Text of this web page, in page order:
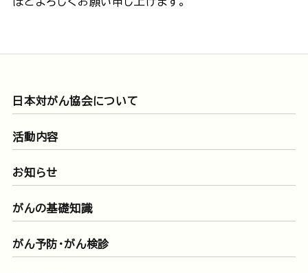
日本対がん協会について
活動内容
お知らせ
がんの基礎知識
がん予防・がん検診